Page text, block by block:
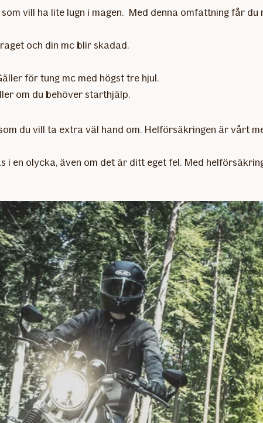
vill ha lite lugn i magen. Med denna omfattning får
och din mc blir skadad.
för tung mc med högst tre hjul.
om du behöver starthjälp.
du vill ta extra väl hand om. Helförsäkringen är vårt
i en olycka, även om det är ditt eget fel. Med